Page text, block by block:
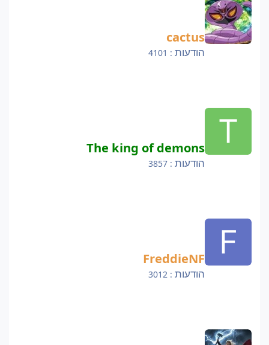
cactus
הודעות : 4101
The king of demons
The king of demons
הודעות : 3857
FreddieNF
FreddieNF
הודעות : 3012
Lightning hammer